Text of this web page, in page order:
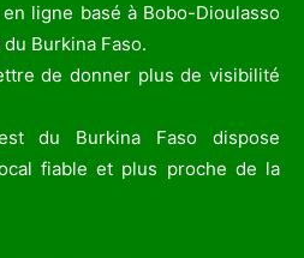
ligne basé à Bobo-Dioulasso
Burkina Faso.
de donner plus de visibilité
du Burkina Faso dispose
fiable et plus proche de la